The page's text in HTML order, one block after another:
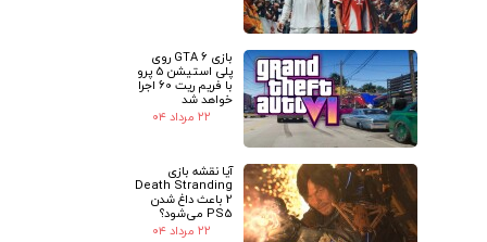
بازی GTA 6 روی
پلی استیشن 5 پرو
با فریم ریت 60 اجرا
خواهد شد
۲۲ مرداد ۰۴
آیا نقشه بازی
Death Stranding
2 باعث داغ شدن
PS5 می‌شود؟
۲۲ مرداد ۰۴